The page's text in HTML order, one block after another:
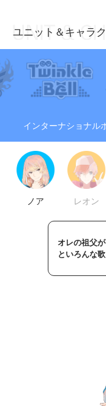
アイ★チュウとは
ユニット&キャラクタ
イベント・キャンペー
ミュージック
グッズ・本
お知らせ
アイ★チュウとは
アプリゲーム
イベント・キャンペーン
ミュージック
ギャラリー
ユニット＆キャラ
インターナショナル
ノア レオン
オレの祖父
といろんな